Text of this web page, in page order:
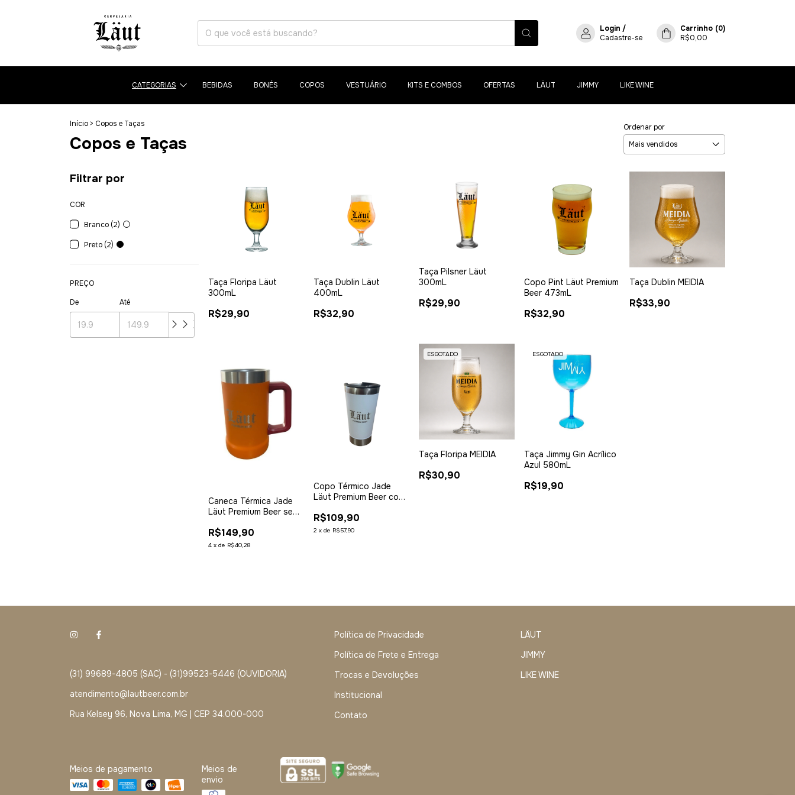
Login /
Cadastre-se
Carrinho (0)
R$0,00
CATEGORIAS BEBIDAS BONÉS COPOS VESTUÁRIO KITS E COMBOS OFERTAS LÄUT JIMMY LIKE WINE
Início > Copos e Taças
Copos e Taças
Ordenar por
Filtrar por
COR
Branco (2)
Preto (2)
PREÇO
De
Até
Taça Floripa Läut
300mL
R$29,90
Taça Dublin Läut
400mL
R$32,90
Taça Pilsner Läut
300mL
R$29,90
Copo Pint Läut Premium
Beer 473mL
R$32,90
Taça Dublin MEIDIA
R$33,90
Caneca Térmica Jade
Läut Premium Beer sem
R$149,90
4 xde R$40,28
Copo Térmico Jade
Läut Premium Beer com
R$109,90
2 xde R$57,90
ESGOTADO
Taça Floripa MEIDIA
R$30,90
ESGOTADO
Taça Jimmy Gin Acrílico
Azul 580mL
R$19,90
(31) 99689-4805 (SAC) - (31)99523-5446 (OUVIDORIA)
atendimento@lautbeer.com.br
Rua Kelsey 96, Nova Lima, MG | CEP 34.000-000
Política de Privacidade
Política de Frete e Entrega
Trocas e Devoluções
Institucional
Contato
LÄUT
JIMMY
LIKE WINE
Meios de pagamento
Meios de
envio